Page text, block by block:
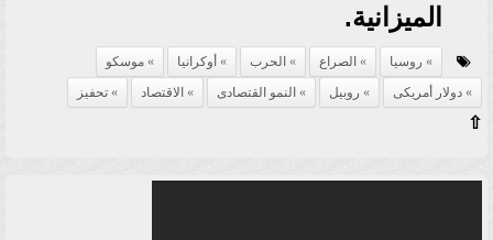
الميزانية.
روسيا الصراع الحرب أوكرانيا
موسكو
دولار أمريكى
روبيل النمو القتصادى الاقتصاد تحفيز
⇧